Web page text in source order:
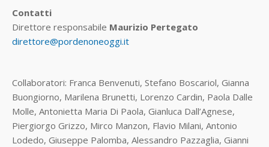
Contatti
Direttore responsabile Maurizio Pertegato
direttore@pordenoneoggi.it
Collaboratori: Franca Benvenuti, Stefano Boscariol, Gianna
Buongiorno, Marilena Brunetti, Lorenzo Cardin, Paola Dalle
Molle, Antonietta Maria Di Paola, Gianluca Dall’Agnese,
Piergiorgo Grizzo, Mirco Manzon, Flavio Milani, Antonio
Lodedo, Giuseppe Palomba, Alessandro Pazzaglia, Gianni